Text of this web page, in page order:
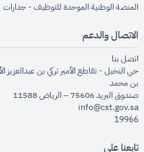
المنصة الوطنية الموحدة للتوظيف - جدارات
الاتصال والدعم
اتصل بنا
حي النخيل - تقاطع الأمير تركي بن عبدالعزيز
بن محمد
صندوق البريد 75606 – الرياض 11588
info@cst.gov.sa
19966
تابعنا على